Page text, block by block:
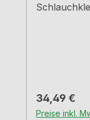
Regulärer
34,49 €
Preise inkl.